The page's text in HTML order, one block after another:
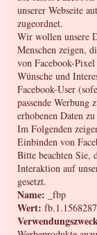
unserer Webseite
zugeordnet.
Wir wollen unsere
Menschen zeigen,
von Facebook-
Wünsche und
Facebook-User
passende Werbung
erhobenen Daten
Im Folgenden
Einbinden von
Bitte beachten Sie,
Interaktion auf
gesetzt.
Name: _fbp
Wert: